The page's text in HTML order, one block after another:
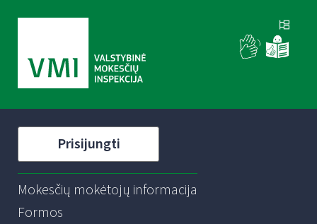
Prisijungti
Mokesčių mokėtojų informacija
Formos